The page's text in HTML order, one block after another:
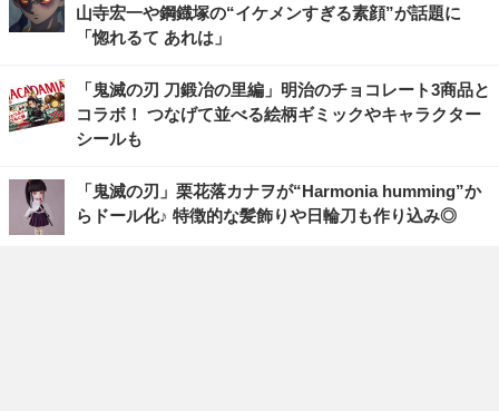
山寺宏一や鋼鐡塚の“イケメンすぎる素顔”が話題に
「惚れるて あれは」
「鬼滅の刃 刀鍛冶の里編」明治のチョコレート3商品と
コラボ！ つなげて並べる絵柄ギミックやキャラクター
シールも
「鬼滅の刃」栗花落カナヲが“Harmonia humming”か
らドール化♪ 特徴的な髪飾りや日輪刀も作り込み◎